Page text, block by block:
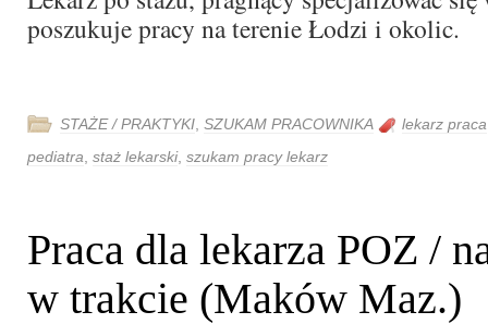
poszukuje pracy na terenie Łodzi i okolic.
STAŻE / PRAKTYKI SZUKAM PRACOWNIKA lekarz praca
pediatra staż lekarski, szukam pracy lekarz
Praca dla lekarza POZ /
w trakcie (Maków Maz.)